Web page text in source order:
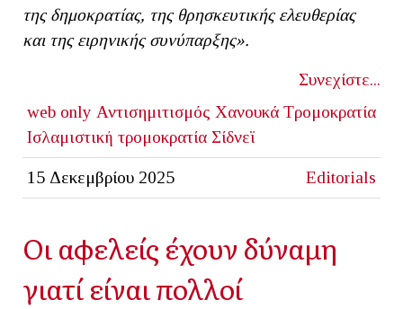
της δημοκρατίας, της θρησκευτικής ελευθερίας
και της ειρηνικής συνύπαρξης».
Συνεχίστε...
web only Αντισημιτισμός Χανουκά Τρομοκρατία
Ισλαμιστική τρομοκρατία Σίδνεϊ
15 Δεκεμβρίου 2025 Editorials
Οι αφελείς έχουν δύναμη
γιατί είναι πολλοί